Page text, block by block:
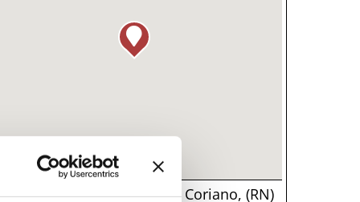
via Piane 100, 47853, Coriano, (RN)